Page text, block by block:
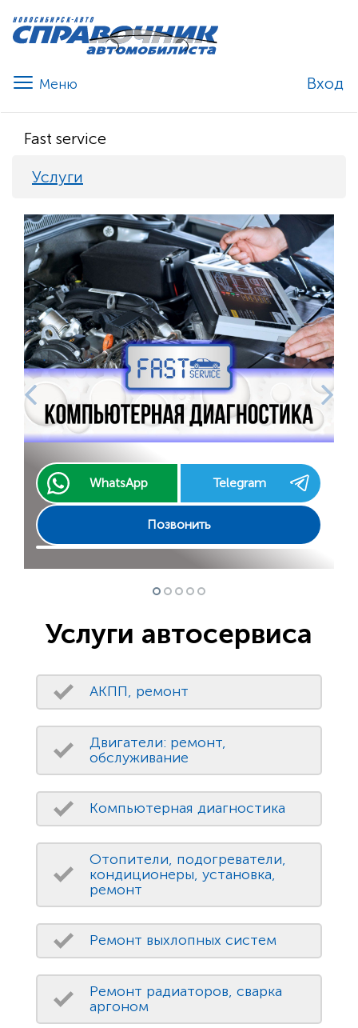
Вход
Fast service
Услуги
WhatsApp Telegram
Позвонить
Previous
Услуги автосервиса
АКПП, ремонт
Двигатели: ремонт,
обслуживание
Компьютерная диагностика
Отопители, подогреватели,
кондиционеры, установка,
ремонт
Ремонт выхлопных систем
Ремонт радиаторов, сварка
аргоном